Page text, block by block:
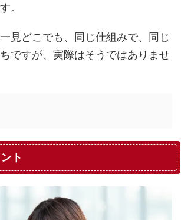
。
見どこでも、同じ仕組みで、同じ
ですが、実際はそうではありませ
ト